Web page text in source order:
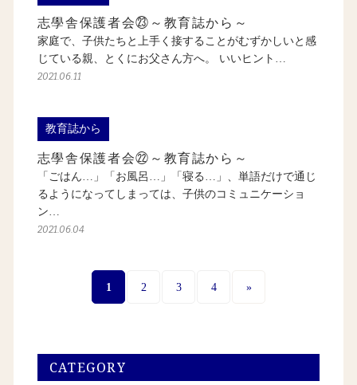
志學舎保護者会㉓～教育誌から～
家庭で、子供たちと上手く接することがむずかしいと感
じている親、とくにお父さん方へ。 いいヒント…
2021.06.11
教育誌から
志學舎保護者会㉒～教育誌から～
「ごはん…」「お風呂…」「寝る…」、単語だけで通じ
るようになってしまっては、子供のコミュニケーショ
ン…
2021.06.04
1 2 3 4 »
CATEGORY